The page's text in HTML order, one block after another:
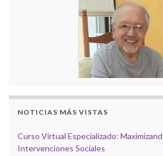
NOTICIAS MÁS VISTAS
Curso Virtual Especializado:
Intervenciones Sociales